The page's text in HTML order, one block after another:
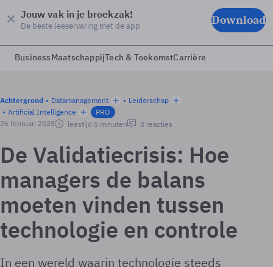
Jouw vak in je broekzak!
De beste leeservaring met de app Download
BusinessMaatschappijTech & ToekomstCarrière
Achtergrond Datamanagement
Leiderschap
Artificial Intelligence
PRO
26 februari 2025
leestijd 5 minuten 0 reacties
De Validatiecrisis: Hoe
managers de balans
moeten vinden tussen
technologie en controle
In een wereld waarin technologie steeds